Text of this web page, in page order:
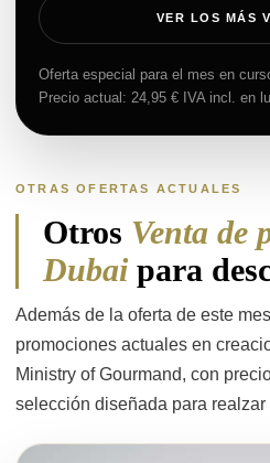
VER LOS MÁS
Oferta especial para el mes en
Precio actual: 24,95 € IVA incl. en
OTRAS OFERTAS ACTUALES
Otros Venta de
Dubaipara
Además de la oferta de este
promociones actuales en
Ministry of Gourmand, con
selección diseñada para